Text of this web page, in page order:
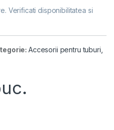
Verificati disponibilitatea si
Accesorii pentru tuburi,